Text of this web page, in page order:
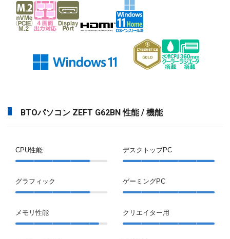
BTOパソコン ZEFT G62BN 性能 / 機能
CPU性能
グラフィック
メモリ性能
デスクトップPC
ゲーミングPC
クリエイター用